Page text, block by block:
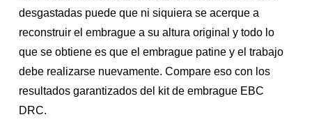
desgastadas puede que ni siquiera se acerque a
reconstruir el embrague a su altura original y todo lo
que se obtiene es que el embrague patine y el trabajo
debe realizarse nuevamente. Compare eso con los
resultados garantizados del kit de embrague EBC
DRC.